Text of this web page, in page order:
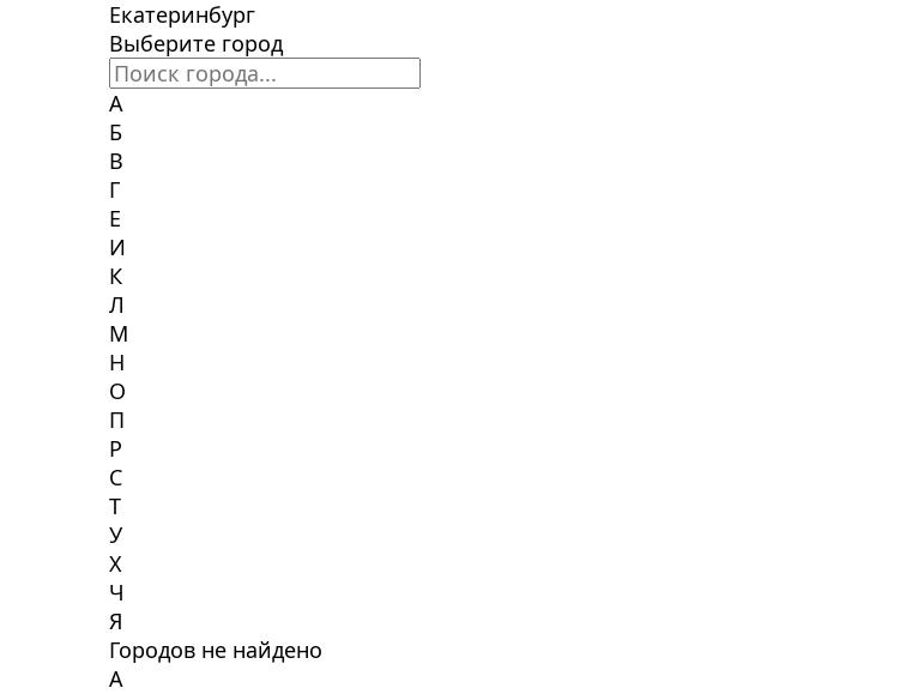
Екатеринбург
Выберите город
А
Б
В
Г
Е
И
К
Л
М
Н
О
П
Р
С
Т
У
Х
Ч
Я
Городов не найдено
А